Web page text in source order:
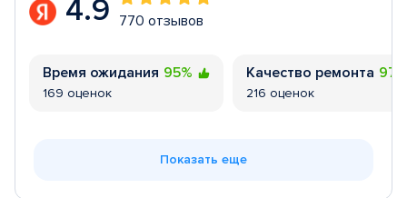
4.9 770 отзывов
Время ожидания 95%
169 оценок
Качество ремонта
216 оценок
Показать еще